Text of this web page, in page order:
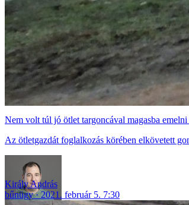
Nem volt túl jó ötlet targoncával magasba emelni
Az ötletgazdát foglalkozás körében elkövetett
Király András
bűnügy
2021. február 5. 7:30